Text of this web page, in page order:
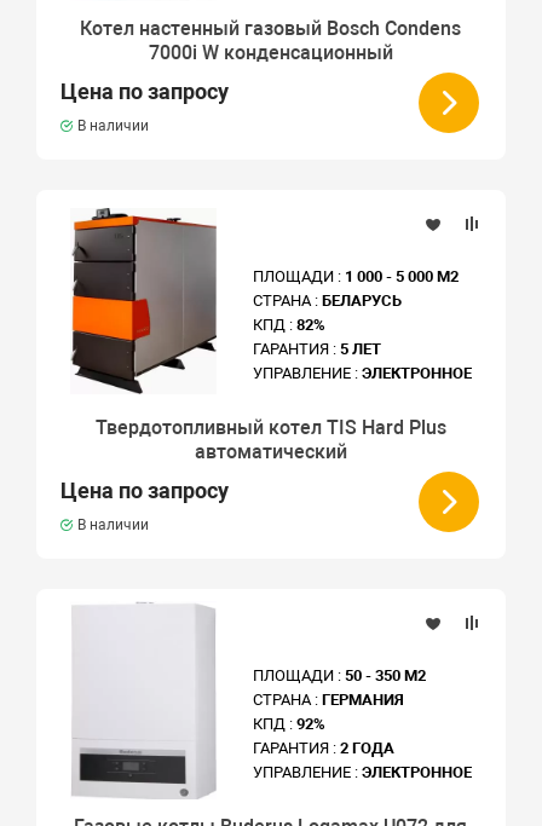
Котел настенный газовый Bosch Condens
7000i W конденсационный
Цена по запросу
В наличии
ПЛОЩАДИ : 1 000 - 5 000 М2
СТРАНА :БЕЛАРУСЬ
КПД :82%
ГАРАНТИЯ :5 ЛЕТ
УПРАВЛЕНИЕ :ЭЛЕКТРОННОЕ
Твердотопливный котел TIS Hard Plus
автоматический
Цена по запросу
В наличии
ПЛОЩАДИ :50 - 350 М2
СТРАНА :ГЕРМАНИЯ
КПД :92%
ГАРАНТИЯ :2 ГОДА
УПРАВЛЕНИЕ :ЭЛЕКТРОННОЕ